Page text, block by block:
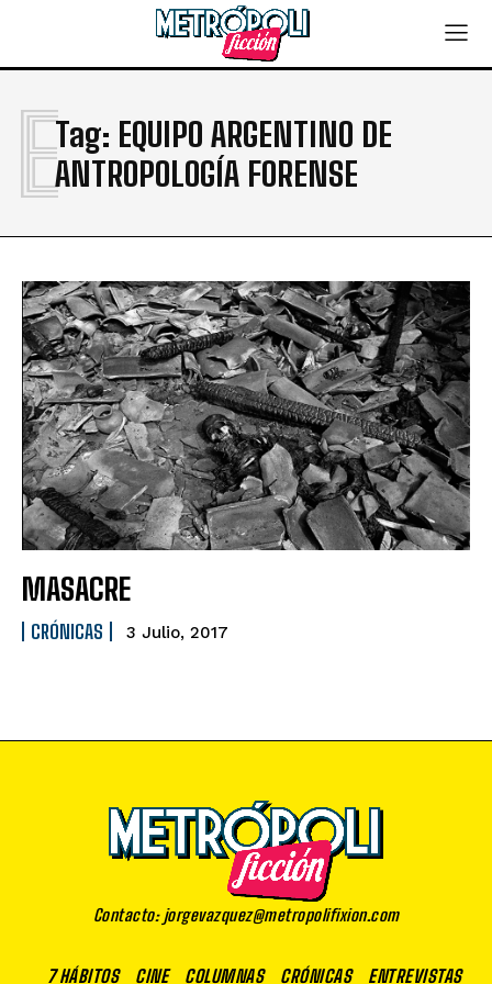
Tag: EQUIPO ARGENTINO DE
ANTROPOLOGÍA FORENSE
E
MASACRE
CRÓNICAS 3 Julio, 2017
Contacto: jorgevazquez@metropolifixion.com
7 HÁBITOS CINE COLUMNAS CRÓNICAS ENTREVISTAS